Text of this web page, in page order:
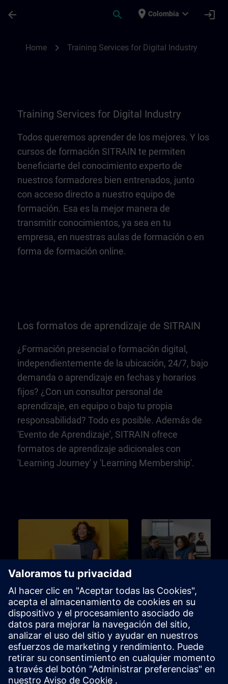
arrow_back search place Colombia expand_more login
Home chevron_right Training Services for Digital Industry
Training Services for Digital Industry
Todos queremos aprender de los mejores. Y los
cursos de formación SITRAIN te permiten
beneficiarte del conocimiento experto de
nuestros formadores bien entrenados, junto
con acceso directo a nuestro equipo de
formación. Esa es la mejor manera de
transmitir conocimientos, ya sea en tu
empresa, en nuestras aulas de formación o en
forma de formación online.
Los formatos de aprendizaje de SITRAIN
¿Formación presencial o formación digital,
independientemente de la ubicación, 24/7, bajo
demanda o aprendizaje en fechas y horarios
fijos? ¿Con un consultor personal de
aprendizaje, en equipo o bajo tu propia
responsabilidad? Todo es posible. Además de
'Evento de Aprendizaje', SITRAIN ofrece
formatos de aprendizaje adicionales con
'Learning Journey' y 'Learning Membership'.
Principiante 3m
SITRAIN – Características y
diferenciación de los
formatos de aprendizaje
Encuentra el formato de
aprendizaje adecuado para tus
necesidades
Folleto
Principiante
Learning Event
La elección perfecta para
un objetivo de aprendizaje
específico en el menor
posible.
Canal